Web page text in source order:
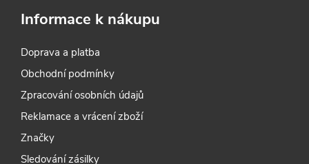
Informace k nákupu
Doprava a platba
Obchodní podmínky
Zpracování osobních údajů
Reklamace a vrácení zboží
Značky
Sledování zásilky